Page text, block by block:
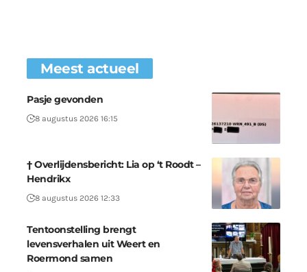
Meest actueel
Pasje gevonden
8 augustus 2026 16:15
† Overlijdensbericht: Lia op ‘t Roodt –
Hendrikx
8 augustus 2026 12:33
Tentoonstelling brengt
levensverhalen uit Weert en
Roermond samen